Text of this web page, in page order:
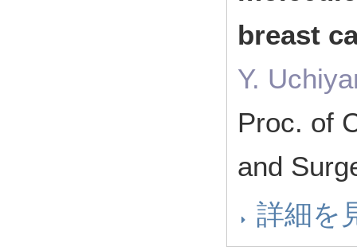
breast
Y.
Proc. of
and
詳細を